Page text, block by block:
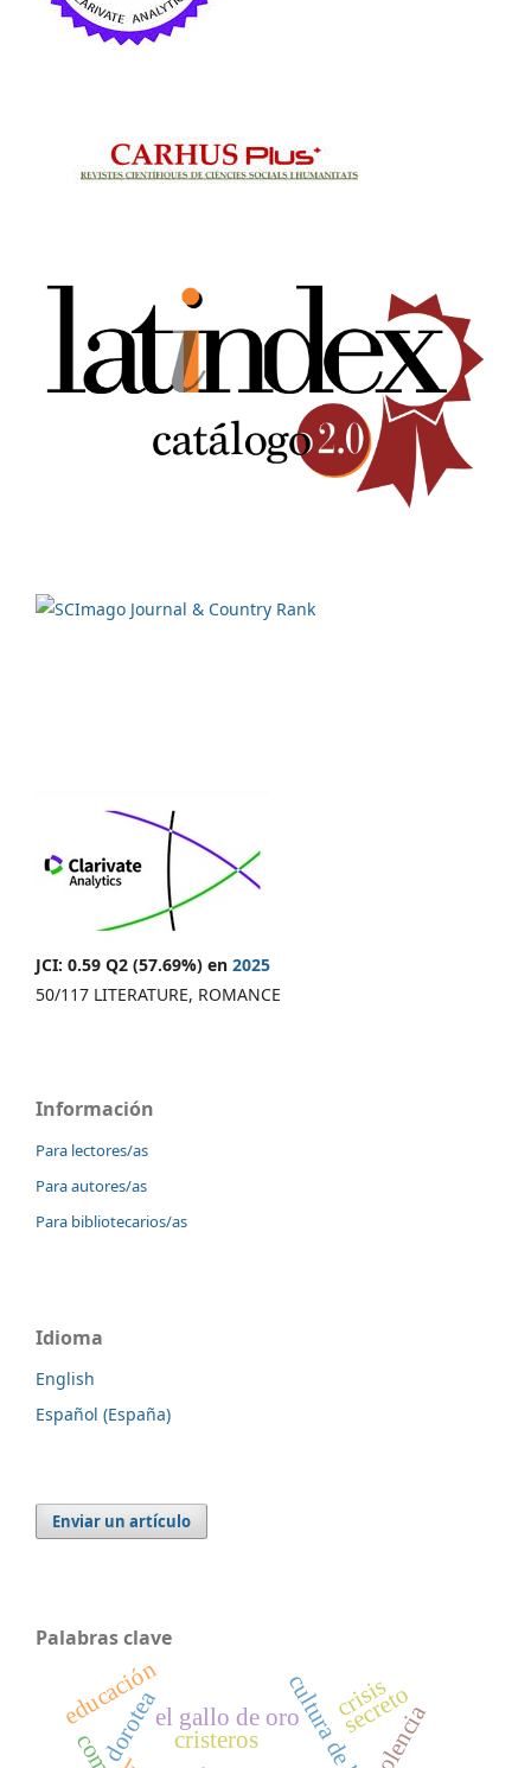
JCI: 0.59 Q2 (57.69%) en 2025
50/117 LITERATURE, ROMANCE
Información
Para lectores/as
Para autores/as
Para bibliotecarios/as
Idioma
English
Español (España)
Enviar un artículo
Palabras clave
cristeros
violencia
el gallo de oro
dorotea
educación secreto
crisis